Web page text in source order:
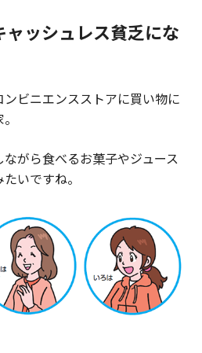
ャッシュレス貧乏にな
ビニエンスストアに買い物に
がら食べるお菓子やジュース
いですね。